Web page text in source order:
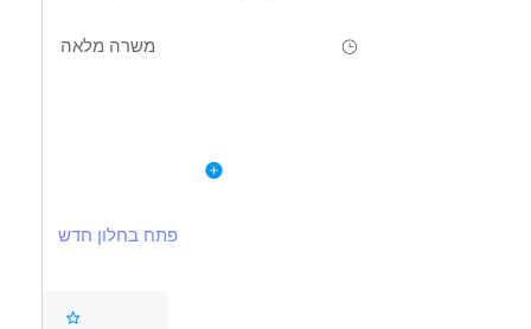
משרה מלאה
לחברה לשרותי גרירה ודרך בפריסה ארצית
המשרה במשמרות כולל סופי שבוע
בונוסים
נהגים, רכב ותחבורה - נהג/ת גרר
פתח בחלון חדש